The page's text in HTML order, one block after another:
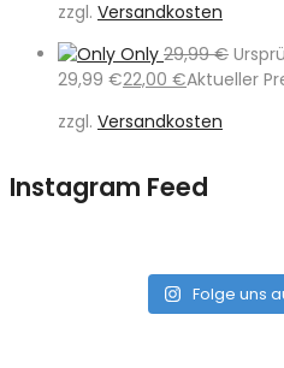
zzgl. Versandkosten
Only 29,99€
29,99 €22,00 €Aktueller
zzgl. Versandkosten
Instagram Feed
Folge uns